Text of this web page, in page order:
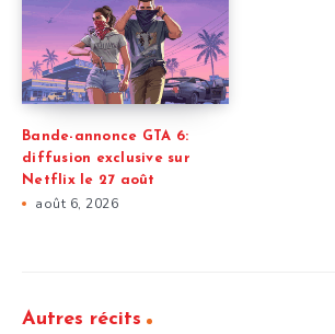
Bande-annonce GTA 6:
diffusion exclusive sur
Netflix le 27 août
août 6, 2026
Autres récits